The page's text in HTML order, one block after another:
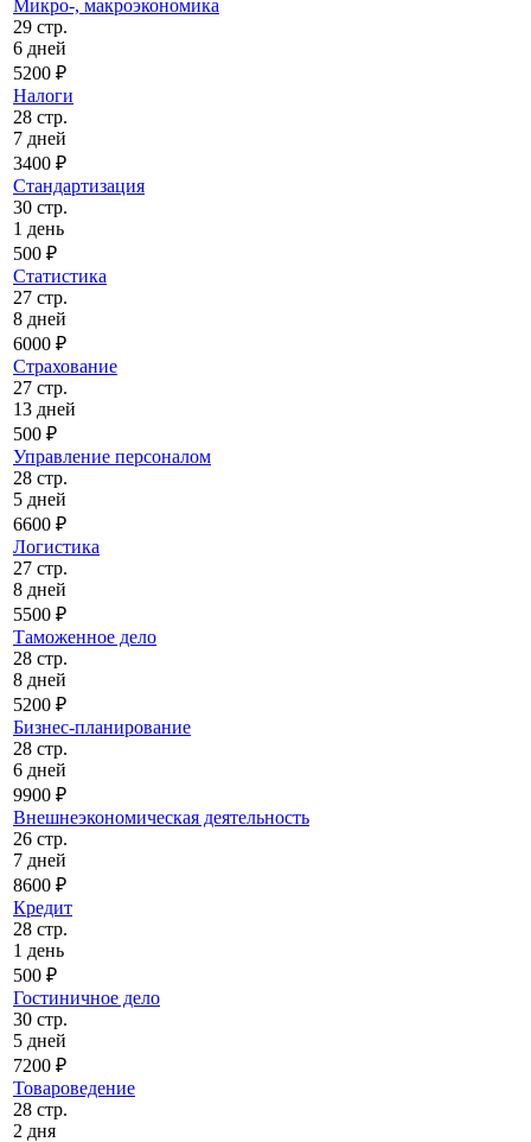
Микро-, макроэкономика
29 стр.
6 дней
5200 ₽
Налоги
28 стр.
7 дней
3400 ₽
Стандартизация
30 стр.
1 день
500 ₽
Статистика
27 стр.
8 дней
6000 ₽
Страхование
27 стр.
13 дней
500 ₽
Управление персоналом
28 стр.
5 дней
6600 ₽
Логистика
27 стр.
8 дней
5500 ₽
Таможенное дело
28 стр.
8 дней
5200 ₽
Бизнес-планирование
28 стр.
6 дней
9900 ₽
Внешнеэкономическая деятельность
26 стр.
7 дней
8600 ₽
Кредит
28 стр.
1 день
500 ₽
Гостиничное дело
30 стр.
5 дней
7200 ₽
Товароведение
28 стр.
2 дня